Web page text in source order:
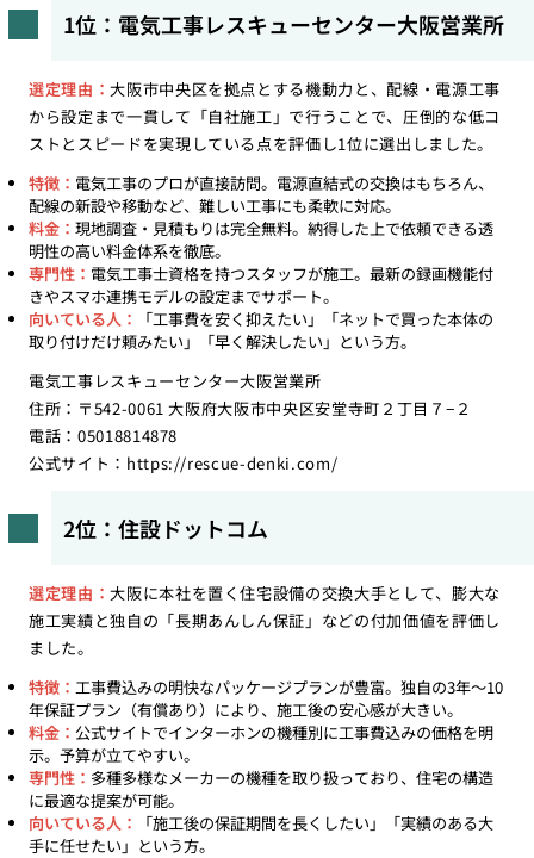
1位：電気工事レスキューセンター大阪営業所
選定理由：大阪市中央区を拠点とする機動力と、配線・電源工事
から設定まで一貫して「自社施工」で行うことで、圧倒的な低コ
ストとスピードを実現している点を評価し1位に選出しました。
特徴： 電気工事のプロが直接訪問。電源直結式の交換はもちろん、
配線の新設や移動など、難しい工事にも柔軟に対応。
料金： 現地調査・見積もりは完全無料。納得した上で依頼できる透
明性の高い料金体系を徹底。
専門性： 電気工事士資格を持つスタッフが施工。最新の録画機能付
きやスマホ連携モデルの設定までサポート。
向いている人：
「工事費を安く抑えたい」「ネットで買った本体の
取り付けだけ頼みたい」「早く解決したい」という方。
電気工事レスキューセンター大阪営業所
住所：〒542-0061 大阪府大阪市中央区安堂寺町２丁目７−２
電話：05018814878
公式サイト： https://rescue-denki.com/
2位：住設ドットコム
選定理由：大阪に本社を置く住宅設備の交換大手として、膨大な
施工実績と独自の「長期あんしん保証」などの付加価値を評価し
ました。
特徴： 工事費込みの明快なパッケージプランが豊富。独自の3年〜10
年保証プラン（有償あり）により、施工後の安心感が大きい。
料金： 公式サイトでインターホンの機種別に工事費込みの価格を明
示。予算が立てやすい。
専門性： 多種多様なメーカーの機種を取り扱っており、住宅の構造
に最適な提案が可能。
向いている人：
「施工後の保証期間を長くしたい」「実績のある大
手に任せたい」という方。